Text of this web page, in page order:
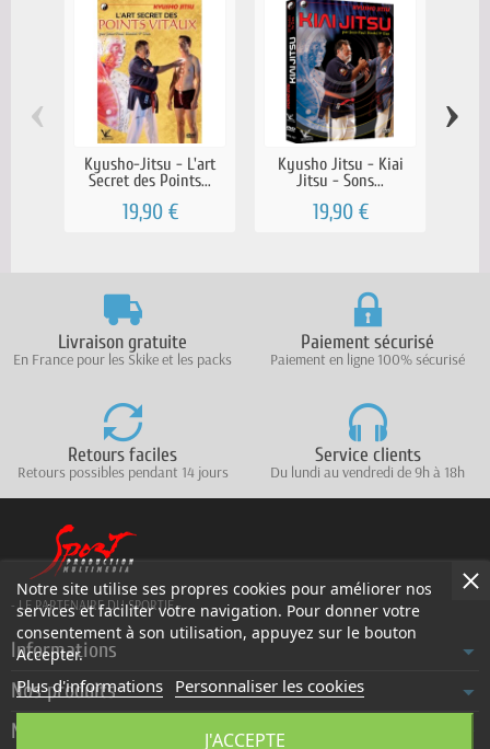
Kyusho-Jitsu - L'art
Secret des Points...
19,90 €
Kyusho Jitsu - Kiai
Jitsu - Sons...
19,90 €
‹ ›
Livraison gratuite
En France pour les Skike et les packs
Paiement sécurisé
Paiement en ligne 100% sécurisé
Retours faciles
Retours possibles pendant 14 jours
Service clients
Du lundi au vendredi de 9h à 18h
- LE PARTENAIRE DU SPORTIF -
Informations
Nos produits
Notre société
Notre site utilise ses propres cookies pour améliorer nos
services et faciliter votre navigation. Pour donner votre
consentement à son utilisation, appuyez sur le bouton
Accepter.
Plus d'informations Personnaliser les cookies
J'ACCEPTE